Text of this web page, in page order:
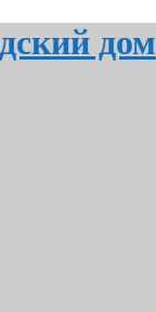
дом